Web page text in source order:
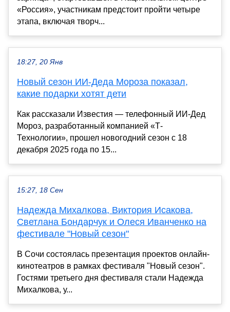
«Россия», участникам предстоит пройти четыре
этапа, включая творч...
18:27, 20 Янв
Новый сезон ИИ-Деда Мороза показал,
какие подарки хотят дети
Как рассказали Известия — телефонный ИИ-Дед
Мороз, разработанный компанией «Т-
Технологии», прошел новогодний сезон с 18
декабря 2025 года по 15...
15:27, 18 Сен
Надежда Михалкова, Виктория Исакова,
Светлана Бондарчук и Олеся Иванченко на
фестивале "Новый сезон"
В Сочи состоялась презентация проектов онлайн-
кинотеатров в рамках фестиваля "Новый сезон".
Гостями третьего дня фестиваля стали Надежда
Михалкова, у...